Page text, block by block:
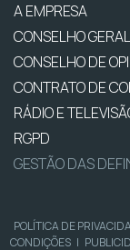
A EMPRESA
CONSELHO
CONSELHO DE
CONTRATO DE
RÁDIO E
RGPD
GESTÃO DAS
POLÍTICA DE
CONDIÇÕES |